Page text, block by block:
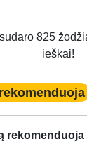
825
ieškai!